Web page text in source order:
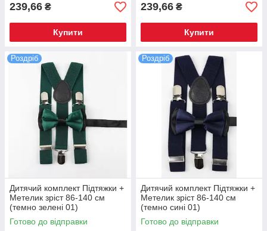
239,66 ₴
Купити
239,66 ₴
Купити
Роздріб
Дитячий комплект Підтяжки +
Метелик зріст 86-140 см
(темно зелені 01)
Готово до відправки
Роздріб
Дитячий комплект Підтяжки +
Метелик зріст 86-140 см
(темно сині 01)
Готово до відправки